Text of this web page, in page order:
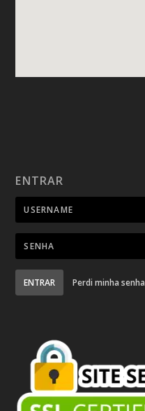
ENTRAR
ENTRAR Perdi minha senha